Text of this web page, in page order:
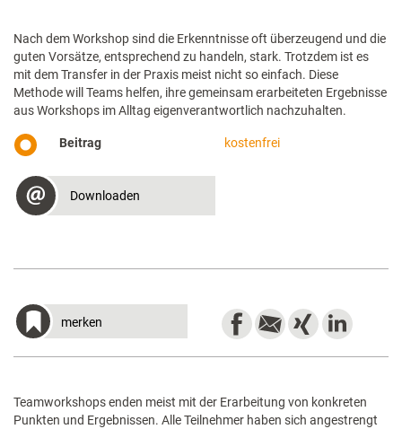
Nach dem Workshop sind die Erkenntnisse oft überzeugend und die
guten Vorsätze, entsprechend zu handeln, stark. Trotzdem ist es
mit dem Transfer in der Praxis meist nicht so einfach. Diese
Methode will Teams helfen, ihre gemeinsam erarbeiteten Ergebnisse
aus Workshops im Alltag eigenverantwortlich nachzuhalten.
Beitrag kostenfrei
Downloaden
merken
Teamworkshops enden meist mit der Erarbeitung von konkreten
Punkten und Ergebnissen. Alle Teilnehmer haben sich angestrengt